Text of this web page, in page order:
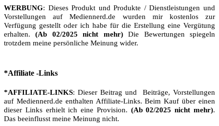
WERBUNG: Dieses Produkt und Produkte / Dienstleistungen und
Vorstellungen auf Mediennerd.de wurden mir kostenlos zur
Verfügung gestellt oder ich habe für die Erstellung eine Vergütung
erhalten.(Ab 02/2025 nicht mehr)Die Bewertungen spiegeln
trotzdem meine persönliche Meinung wider.
*Affiliate -Links
*AFFILIATE-LINKS: Dieser Beitrag und Beiträge, Vorstellungen
auf Mediennerd.de enthalten Affiliate-Links. Beim Kauf über einen
dieser Links erhielt ich eine Provision. (Ab 02/2025 nicht mehr).
Das beeinflusst meine Meinung nicht.